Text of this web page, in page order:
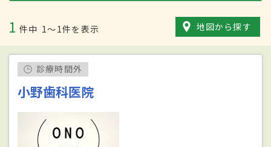
1 件中 1〜1件を表示 地図から探す
診療時間外
小野歯科医院